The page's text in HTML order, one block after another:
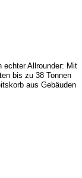
echter Allrounder: Mit
bis zu 38 Tonnen
aus Gebäuden